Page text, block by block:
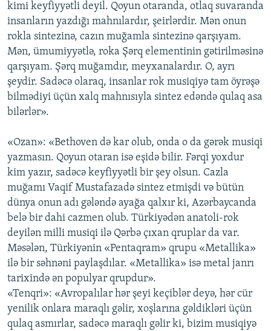
kimi keyfiyyətli deyil. Qoyun otaranda, otlaq suvaranda
insanların yazdığı mahnılardır, şeirlərdir. Mən onun
rokla sintezinə, cazın muğamla sintezinə qarşıyam.
Mən, ümumiyyətlə, roka Şərq elementinin gətirilməsinə
qarşıyam. Şərq muğamdır, meyxanalardır. O, ayrı
şeydir. Sadəcə olaraq, insanlar rok musiqiyə tam öyrəşə
bilmədiyi üçün xalq mahnısıyla sintez edəndə qulaq asa
bilərlər».
«Ozan»: «Bethoven də kar olub, onda o da gərək musiqi
yazmasın. Qoyun otaran isə eşidə bilir. Fərqi yoxdur
kim yazır, sadəcə keyfiyyətli bir şey olsun. Cazla
muğamı Vaqif Mustafazadə sintez etmişdi və bütün
dünya onun adı gələndə ayağa qalxır ki, Azərbaycanda
belə bir dahi cazmen olub. Türkiyədən anatoli-rok
deyilən milli musiqi ilə Qərbə çıxan qruplar da var.
Məsələn, Türkiyənin «Pentaqram» qrupu «Metallika»
ilə bir səhnəni paylaşdılar. «Metallika» isə metal janrı
tarixində ən populyar qrupdur».
«Tenqri»: «Avropalılar hər şeyi keçiblər deyə, hər cür
yenilik onlara maraqlı gəlir, xoşlarına gəldikləri üçün
qulaq asmırlar, sadəcə maraqlı gəlir ki, bizim musiqiyə